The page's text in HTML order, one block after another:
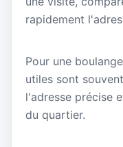
rapidement
Pour une
utiles sont
l'adresse précise
du quartier.